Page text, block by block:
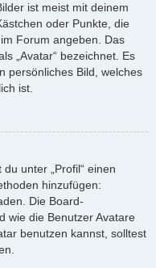
ist meist mit deinem
oder Punkte, die
Forum angeben. Das
„Avatar“ bezeichnet. Es
persönliches Bild, welches
ist.
unter „Profil“ einen
hinzufügen:
Die Board-
wie die Benutzer Avatare
benutzen kannst, solltest